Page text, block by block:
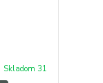
Skladom 31